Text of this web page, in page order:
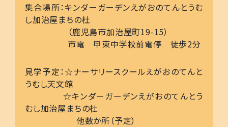
集合場所：キンダーガーデンえがおのてんとうむ
し加治屋まちの杜
（鹿児島市加治屋町19-15）
市電 甲東中学校前電停 徒歩2分
見学予定：☆ナーサリースクールえがおのてんと
うむし天文館
☆キンダーガーデンえがおのてんとう
むし加治屋まちの杜
他数か所（予定）